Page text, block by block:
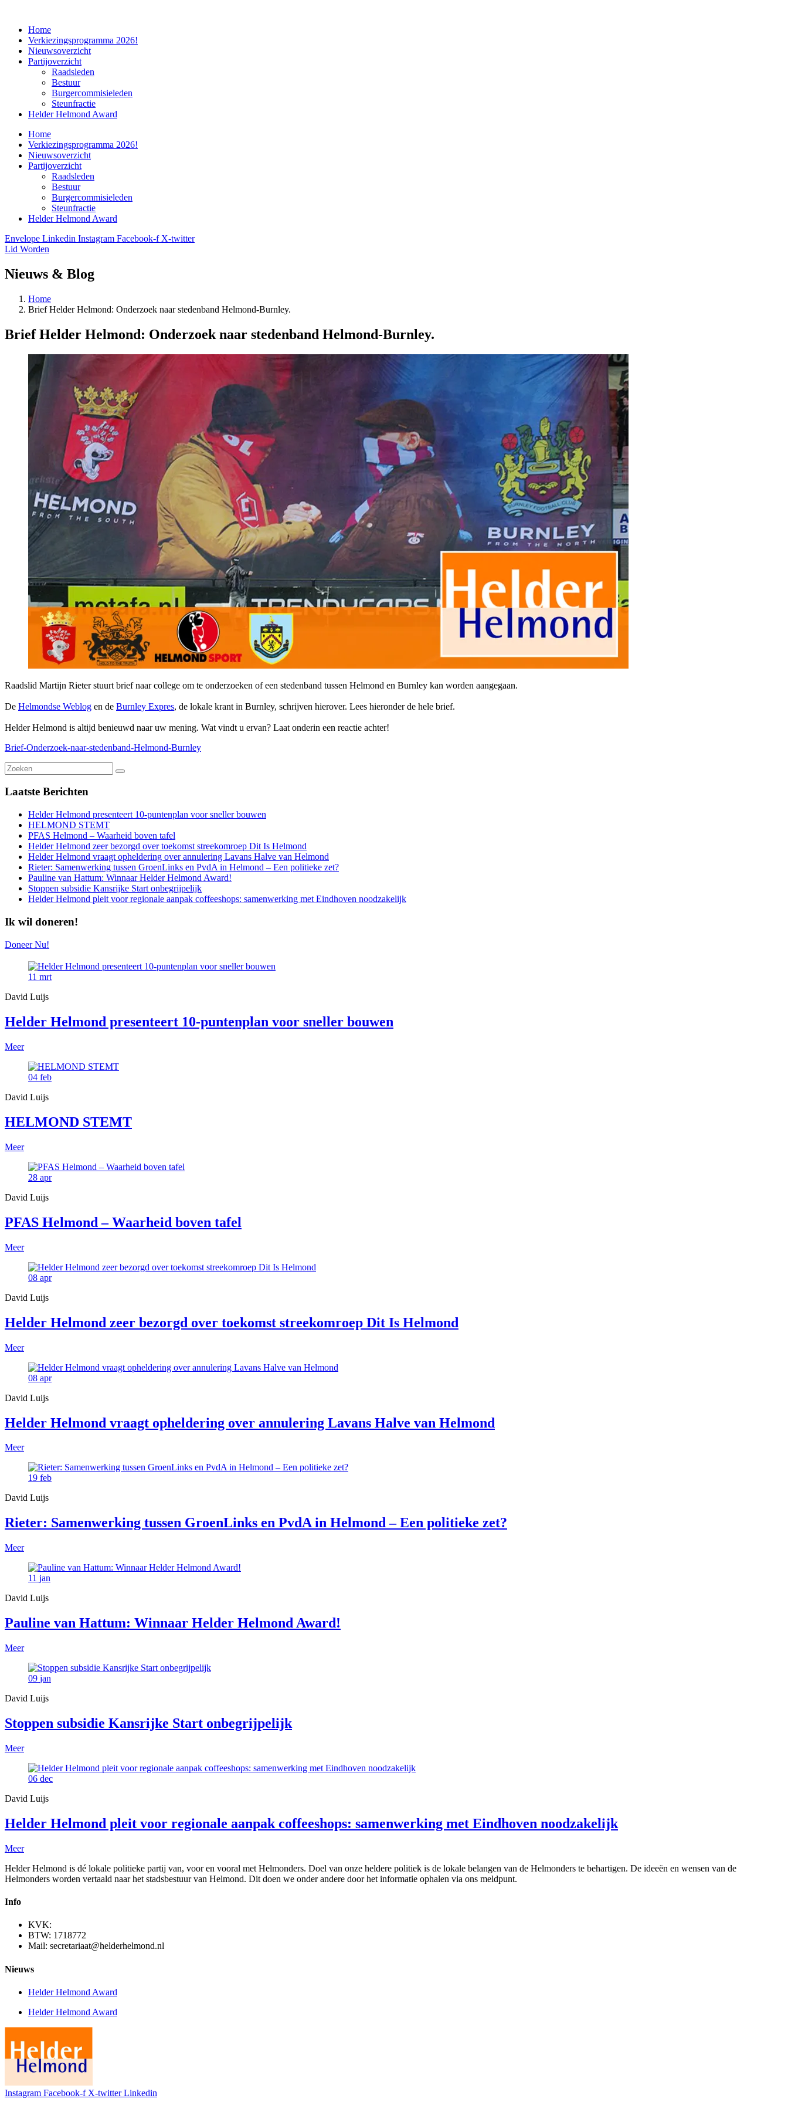
Home
Verkiezingsprogramma 2026!
Nieuwsoverzicht
Partijoverzicht
Raadsleden
Bestuur
Burgercommisieleden
Steunfractie
Helder Helmond Award
Home
Verkiezingsprogramma 2026!
Nieuwsoverzicht
Partijoverzicht
Raadsleden
Bestuur
Burgercommisieleden
Steunfractie
Helder Helmond Award
Envelope Linkedin Instagram Facebook-f X-twitter
Lid Worden
Nieuws & Blog
Home
Brief Helder Helmond: Onderzoek naar stedenband Helmond-Burnley.
Brief Helder Helmond: Onderzoek naar stedenband Helmond-Burnley.
Raadslid Martijn Rieter stuurt brief naar college om te onderzoeken of een stedenband tussen Helmond en Burnley kan worden aangegaan.
De Helmondse Weblog en de Burnley Expres, de lokale krant in Burnley, schrijven hierover. Lees hieronder de hele brief.
Helder Helmond is altijd benieuwd naar uw mening. Wat vindt u ervan? Laat onderin een reactie achter!
Brief-Onderzoek-naar-stedenband-Helmond-Burnley
Laatste Berichten
Helder Helmond presenteert 10-puntenplan voor sneller bouwen
HELMOND STEMT
PFAS Helmond – Waarheid boven tafel
Helder Helmond zeer bezorgd over toekomst streekomroep Dit Is Helmond
Helder Helmond vraagt opheldering over annulering Lavans Halve van Helmond
Rieter: Samenwerking tussen GroenLinks en PvdA in Helmond – Een politieke zet?
Pauline van Hattum: Winnaar Helder Helmond Award!
Stoppen subsidie Kansrijke Start onbegrijpelijk
Helder Helmond pleit voor regionale aanpak coffeeshops: samenwerking met Eindhoven noodzakelijk
Ik wil doneren!
Doneer Nu!
11 mrt
David Luijs
Helder Helmond presenteert 10-puntenplan voor sneller bouwen
Meer
04 feb
David Luijs
HELMOND STEMT
Meer
28 apr
David Luijs
PFAS Helmond – Waarheid boven tafel
Meer
08 apr
David Luijs
Helder Helmond zeer bezorgd over toekomst streekomroep Dit Is Helmond
Meer
08 apr
David Luijs
Helder Helmond vraagt opheldering over annulering Lavans Halve van Helmond
Meer
19 feb
David Luijs
Rieter: Samenwerking tussen GroenLinks en PvdA in Helmond – Een politieke zet?
Meer
11 jan
David Luijs
Pauline van Hattum: Winnaar Helder Helmond Award!
Meer
09 jan
David Luijs
Stoppen subsidie Kansrijke Start onbegrijpelijk
Meer
06 dec
David Luijs
Helder Helmond pleit voor regionale aanpak coffeeshops: samenwerking met Eindhoven noodzakelijk
Meer
Helder Helmond is dé lokale politieke partij van, voor en vooral met Helmonders. Doel van onze heldere politiek is de lokale belangen van de Helmonders te behartigen. De ideeën en wensen van de
Helmonders worden vertaald naar het stadsbestuur van Helmond. Dit doen we onder andere door het informatie ophalen via ons meldpunt.
Info
KVK:
BTW: 1718772
Mail: secretariaat@helderhelmond.nl
Nieuws
Helder Helmond Award
Helder Helmond Award
Instagram Facebook-f X-twitter Linkedin